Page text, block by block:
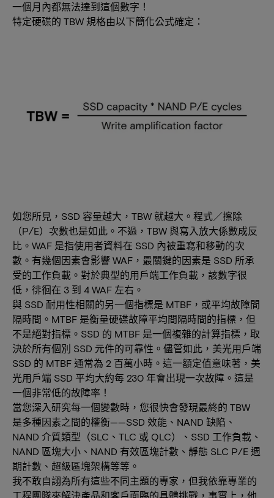
一個月內都無法達到這個數字！
特定硬碟的 TBW 規格由以下簡化公式確定：
如您所見，SSD 容量越大，TBW 就越大。程式／擦除
（P/E）次數也是如此。不過，TBW 與寫入放大係數成反
比。WAF 是指使用者資料在 SSD 內被重寫和移動的次
數。有幾個因素會影響 WAF，最關鍵的因素是 SSD 所承
受的工作負載。對於典型的用戶端工作負載，該數字很
低，徘徊在 3 到 4 WAF 左右。
與 SSD 耐用性相關的另一個指標是 MTBF，或平均故障間
隔時間。MTBF 是衡量硬碟故障平均間隔時間的指標，但
不是絕對指標。SSD 的 MTBF 是一個複雜的計算指標，取
決於所有個別 SSD 元件的可靠性。儘管如此，美光用戶端
SSD 的 MTBF 通常為 2 百萬小時。這一額定值意味著，美
光用戶端 SSD 平均大約每 230 年會出現一次故障。這是
一個非常低的故障率！
當您深入研究每一個變數時，您很快會發現最終的 TBW
是多種因素之間的權衡——SSD 效能、NAND 缺陷、
NAND 介質類型（SLC、TLC 或 QLC）、SSD 工作負載、
NAND 區塊大小、NAND 有效區塊計數、靜態 SLC P/E 週
期計數、超級區塊架構等等。
我不敢自詡為所有這些不同主題的專家，但我依靠專業的
工程團隊來解決產品和客戶面臨的具體挑戰，事實上，他